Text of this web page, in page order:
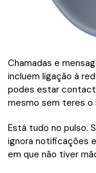
Chamadas e
incluem ligação à
podes estar
mesmo sem teres o
Está tudo no pulso.
ignora notificações
em que não tiver